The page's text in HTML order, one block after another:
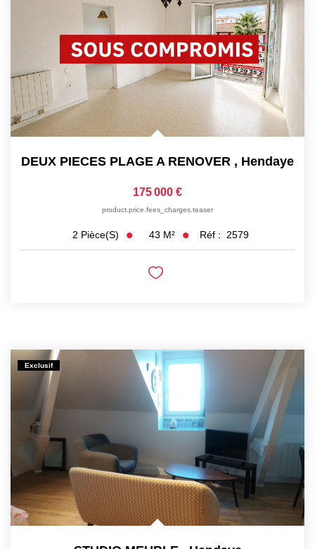
DEUX PIECES PLAGE A RENOVER , Hendaye
175 000 €
product.price.fees_charges.teaser
2 Pièce(s) 43 M² Réf : 2579
Exclusif